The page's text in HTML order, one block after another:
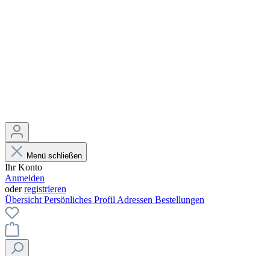
Menü schließen
Ihr Konto
Anmelden
oderregistrieren
Übersicht Persönliches Profil Adressen Bestellungen